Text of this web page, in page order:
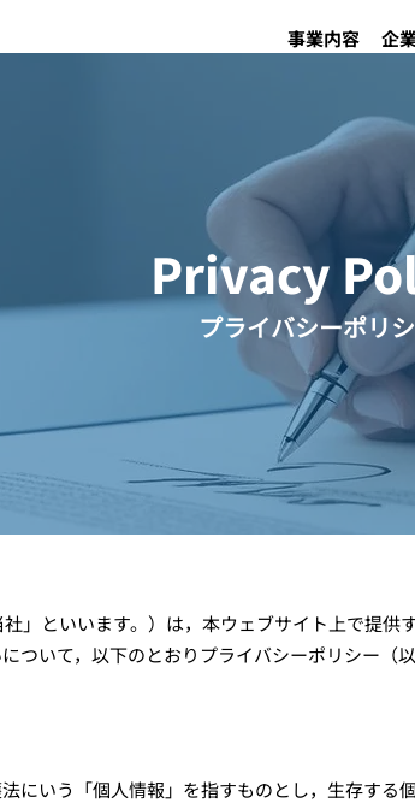
事業内容 企
Privacy
プライバシーポリ
」といいます。）は，本ウェブサイト上で提
ついて，以下のとおりプライバシーポリシー（
にいう「個人情報」を指すものとし，生存す